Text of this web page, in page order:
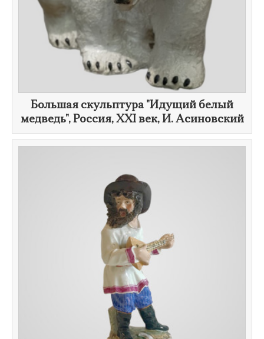
Большая скульптура "​Идущий белый
медведь", Россия, XXI век, И. Асиновский